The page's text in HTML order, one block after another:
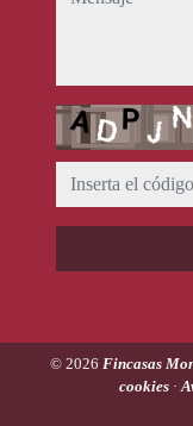
Captcha
© 2026 Fincasas
cookies ·